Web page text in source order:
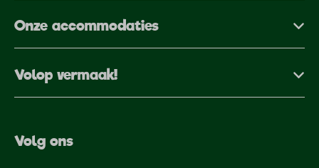
Onze accommodaties
Volop vermaak!
Volg ons